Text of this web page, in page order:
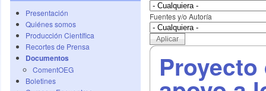
Presentación
Quiénes somos
Producción Científica
Recortes de Prensa
Documentos
ComentOEG
Boletines
Fuentes y/o Autoría
Proyecto